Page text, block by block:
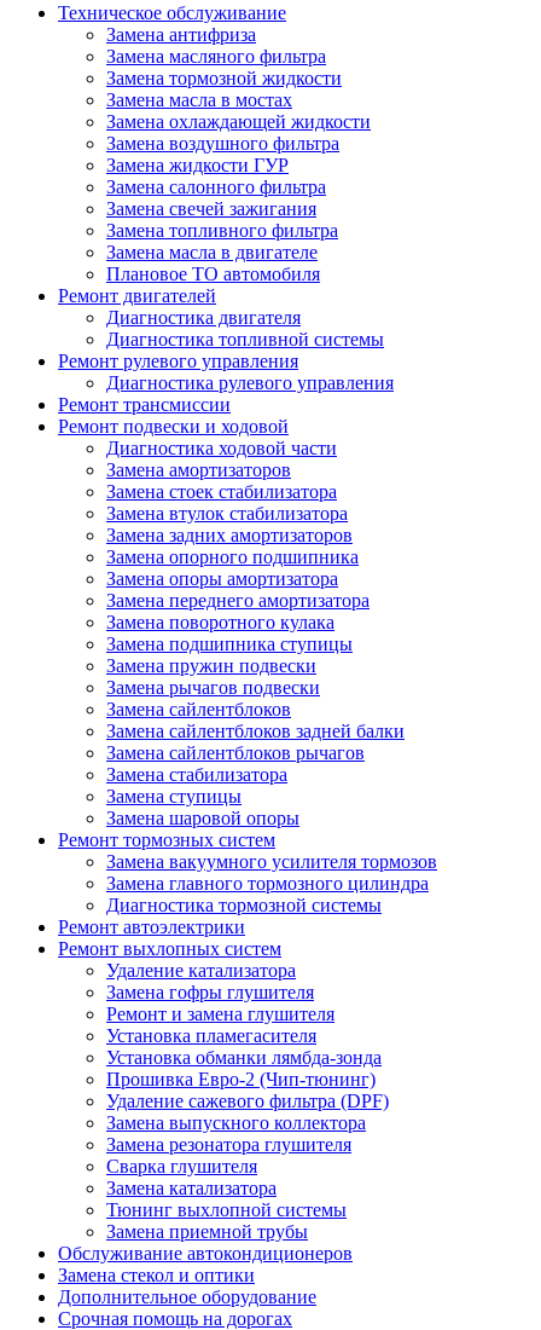
Техническое обслуживание
Замена антифриза
Замена масляного фильтра
Замена тормозной жидкости
Замена масла в мостах
Замена охлаждающей жидкости
Замена воздушного фильтра
Замена жидкости ГУР
Замена салонного фильтра
Замена свечей зажигания
Замена топливного фильтра
Замена масла в двигателе
Плановое ТО автомобиля
Ремонт двигателей
Диагностика двигателя
Диагностика топливной системы
Ремонт рулевого управления
Диагностика рулевого управления
Ремонт трансмиссии
Ремонт подвески и ходовой
Диагностика ходовой части
Замена амортизаторов
Замена стоек стабилизатора
Замена втулок стабилизатора
Замена задних амортизаторов
Замена опорного подшипника
Замена опоры амортизатора
Замена переднего амортизатора
Замена поворотного кулака
Замена подшипника ступицы
Замена пружин подвески
Замена рычагов подвески
Замена сайлентблоков
Замена сайлентблоков задней балки
Замена сайлентблоков рычагов
Замена стабилизатора
Замена ступицы
Замена шаровой опоры
Ремонт тормозных систем
Замена вакуумного усилителя тормозов
Замена главного тормозного цилиндра
Диагностика тормозной системы
Ремонт автоэлектрики
Ремонт выхлопных систем
Удаление катализатора
Замена гофры глушителя
Ремонт и замена глушителя
Установка пламегасителя
Установка обманки лямбда-зонда
Прошивка Евро-2 (Чип-тюнинг)
Удаление сажевого фильтра (DPF)
Замена выпускного коллектора
Замена резонатора глушителя
Сварка глушителя
Замена катализатора
Тюнинг выхлопной системы
Замена приемной трубы
Обслуживание автокондиционеров
Замена стекол и оптики
Дополнительное оборудование
Срочная помощь на дорогах